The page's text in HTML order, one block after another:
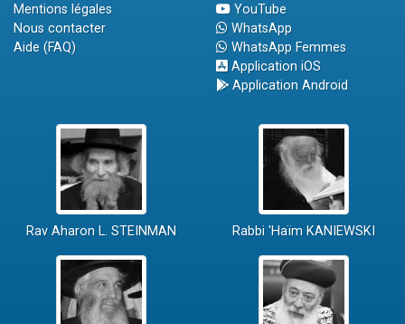
Mentions légales
Nous contacter
Aide (FAQ)
YouTube
WhatsApp
WhatsApp Femmes
Application iOS
Application Android
Rav Aharon L. STEINMAN Rabbi 'Haïm KANIEWSKI